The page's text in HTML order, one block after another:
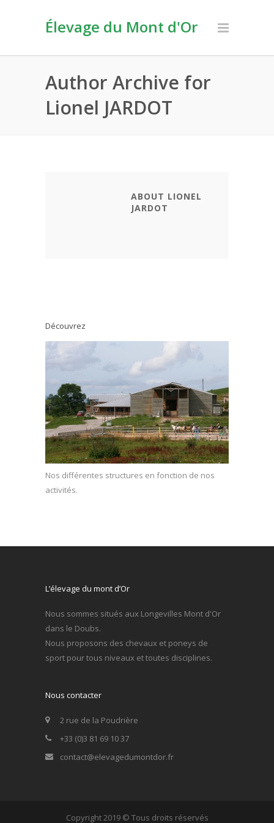
Élevage du Mont d'Or
Author Archive for
Lionel JARDOT
ABOUT LIONEL
JARDOT
Découvrez
Nos différentes structures en fonction de nos
activités.
L’élevage du mont d’Or
Nous sommes situés aux Longevilles Mont d'Or
dans le Doubs.
Nous proposons des chevaux et poneys de
sport pour tous niveaux et toutes disciplines.
Nous contacter
2 rue de la Poudrière
+33 (0)3 81 69 10 37
contact@elevagedumontdor.fr
Copyright 2019 © Tous droits réservés